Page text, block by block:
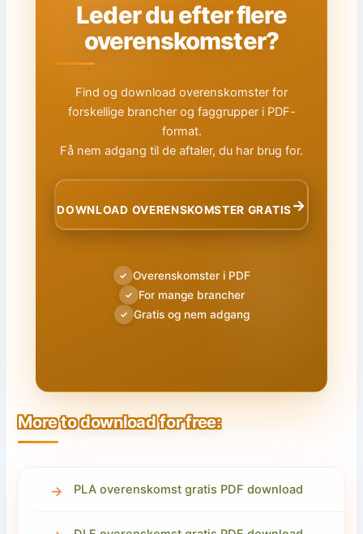
Leder du efter flere
overenskomster?
Find og download overenskomster for
forskellige brancher og faggrupper i PDF-
format.
Få nem adgang til de aftaler, du har brug for.
DOWNLOAD OVERENSKOMSTER GRATIS→
✓ Overenskomster i PDF
✓ For mange brancher
✓ Gratis og nem adgang
More to download for free:
PLA overenskomst gratis PDF download